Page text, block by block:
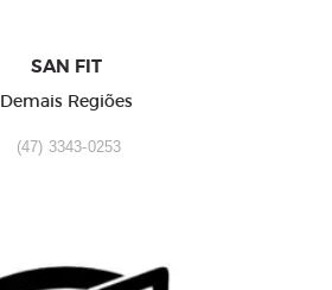
SAN FIT
Demais Regiões
(47) 3343-0253